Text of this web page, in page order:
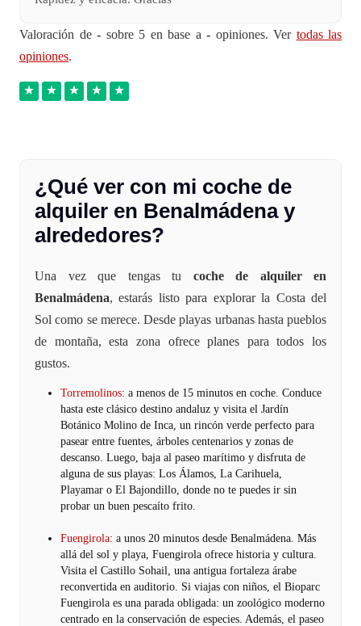
Valoración de - sobre 5 en base a - opiniones. Ver todas las
opiniones.
¿Qué ver con mi coche de
alquiler en Benalmádena y
alrededores?
Una vez que tengas tu coche de alquiler en
Benalmádena, estarás listo para explorar la Costa del
Sol como se merece. Desde playas urbanas hasta pueblos
de montaña, esta zona ofrece planes para todos los
gustos.
Torremolinos: a menos de 15 minutos en coche. Conduce
hasta este clásico destino andaluz y visita el Jardín
Botánico Molino de Inca, un rincón verde perfecto para
pasear entre fuentes, árboles centenarios y zonas de
descanso. Luego, baja al paseo marítimo y disfruta de
alguna de sus playas: Los Álamos, La Carihuela,
Playamar o El Bajondillo, donde no te puedes ir sin
probar un buen pescaíto frito.
Fuengirola: a unos 20 minutos desde Benalmádena. Más
allá del sol y playa, Fuengirola ofrece historia y cultura.
Visita el Castillo Sohail, una antigua fortaleza árabe
reconvertida en auditorio. Si viajas con niños, el Bioparc
Fuengirola es una parada obligada: un zoológico moderno
centrado en la conservación de especies. Además, el paseo